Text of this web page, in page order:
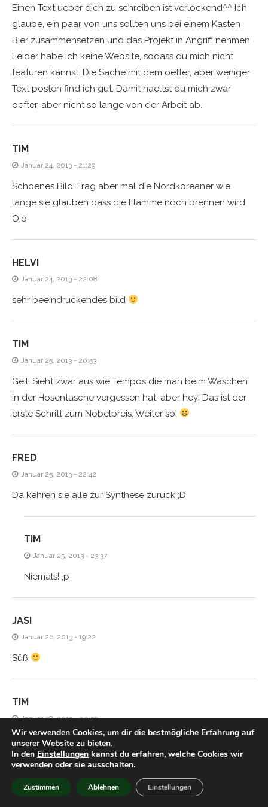
Einen Text ueber dich zu schreiben ist verlockend^^ Ich
glaube, ein paar von uns sollten uns bei einem Kasten
Bier zusammensetzen und das Projekt in Angriff nehmen.
Leider habe ich keine Website, sodass du mich nicht
featuren kannst. Die Sache mit dem oefter, aber weniger
Text posten find ich gut. Damit haeltst du mich zwar
oefter, aber nicht so lange von der Arbeit ab.
TIM
Januar 24, 2013 - 21:29
Schoenes Bild! Frag aber mal die Nordkoreaner wie
lange sie glauben dass die Flamme noch brennen wird
O.o
HELVI
Januar 24, 2013 - 22:08
sehr beeindruckendes bild
TIM
Januar 25, 2013 - 20:53
Geil! Sieht zwar aus wie Tempos die man beim Waschen
in der Hosentasche vergessen hat, aber hey! Das ist der
erste Schritt zum Nobelpreis. Weiter so!
FRED
Januar 25, 2013 - 22:42
Da kehren sie alle zur Synthese zurück ;D
TIM
Januar 25, 2013 - 23:37
Niemals! ;p
JASI
Januar 26, 2013 - 19:22
Süß
TIM
Januar 28, 2013 - 00:32
Hmm aber gegen ein gutes Licher kommt das doch nicht
an, oder?
HIACYNTA
Wir verwenden Cookies, um dir die bestmögliche Erfahrung auf
unserer Website zu bieten.
In den Einstellungen kannst du erfahren, welche Cookies wir
verwenden oder sie ausschalten.
Zustimmen Ablehnen Einstellungen